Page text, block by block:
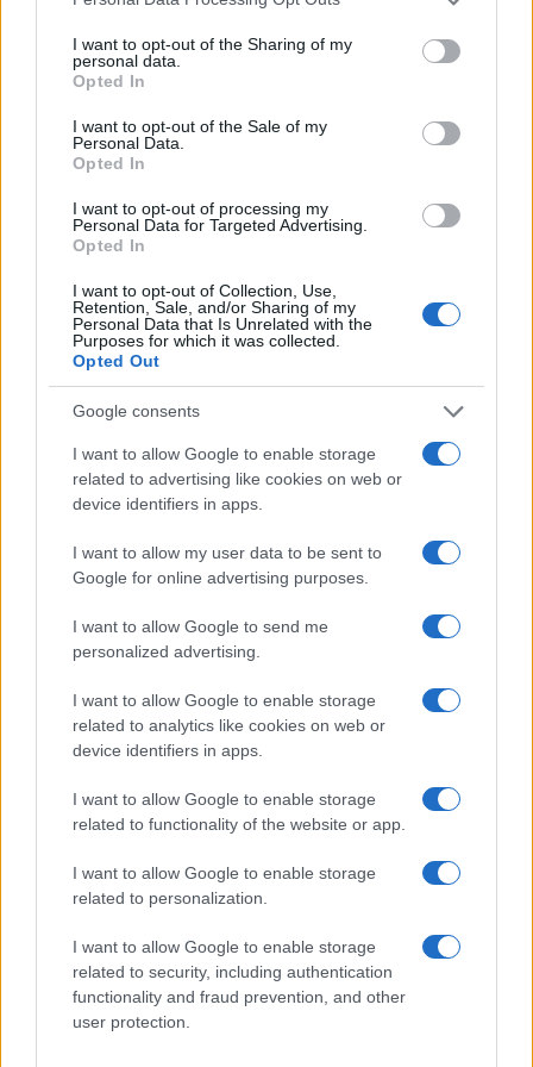
not limited to your visit or usage behaviour. You may click to
grant or deny consent to Google and its third-party tags to
use your data for below specified purposes in below Google
consent section.
I want to opt-out of the Sharing of my
personal data.
Opted In
I want to opt-out of the Sale of my
Personal Data.
Opted In
I want to opt-out of processing my
Personal Data for Targeted Advertising.
Opted In
I want to opt-out of Collection, Use,
Retention, Sale, and/or Sharing of my
Personal Data that Is Unrelated with the
Purposes for which it was collected.
Opted Out
Google consents
I want to allow Google to enable storage
related to advertising like cookies on web or
device identifiers in apps.
I want to allow my user data to be sent to
Google for online advertising purposes.
I want to allow Google to send me
personalized advertising.
I want to allow Google to enable storage
related to analytics like cookies on web or
device identifiers in apps.
I want to allow Google to enable storage
related to functionality of the website or app.
I want to allow Google to enable storage
related to personalization.
I want to allow Google to enable storage
related to security, including authentication
functionality and fraud prevention, and other
user protection.
CRONACA
condannato dalla Cassazione ma
si vuole un rialzo pena!
La Cassazione ha condannato l’untore Hiv in
in relazione ad altri 4 casi di contagio. 22 anni di
reclusione…
Leggi l’articolo →